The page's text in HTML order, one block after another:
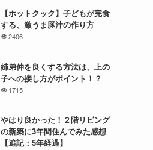
【ホットクック】子どもが完食
する、激うま豚汁の作り方
2406
姉弟仲を良くする方法は、上の
子への接し方がポイント！？
1715
やはり良かった！２階リビング
の新築に3年間住んでみた感想
【追記：5年経過】